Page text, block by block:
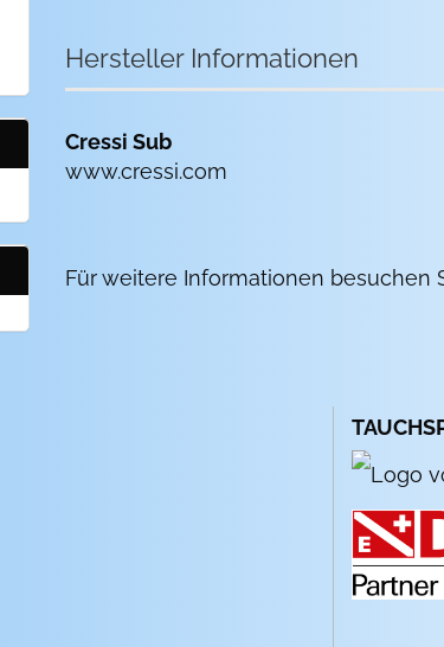
Hersteller Informationen
Cressi Sub
www.cressi.com
Für weitere Informationen besuchen